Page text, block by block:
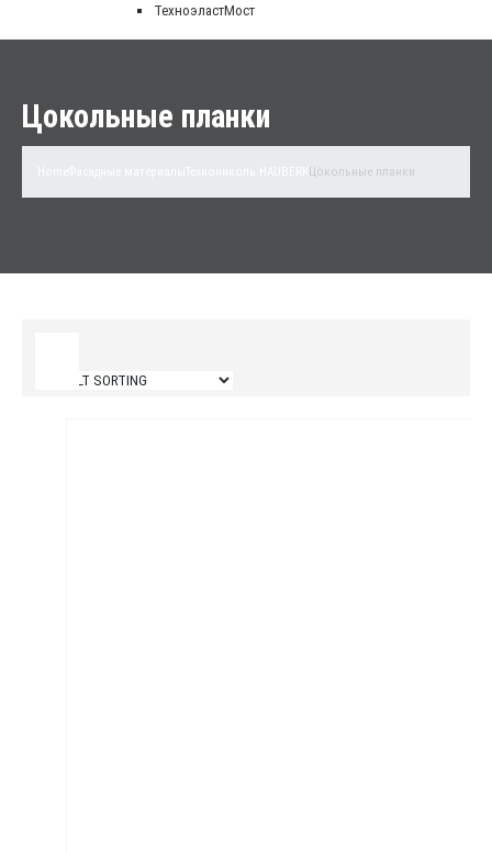
ТехноэластМост
Цокольные планки
Цокольные планки